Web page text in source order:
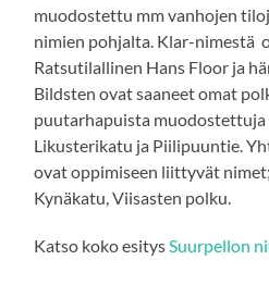
muodostettu mm vanhojen
nimien pohjalta. Klar-nimestä
Ratsutilallinen Hans Floor ja
Bildsten ovat saaneet omat
puutarhapuista muodostettuja
Likusterikatu ja Piilipuuntie.
ovat oppimiseen liittyvät
Kynäkatu, Viisasten polku.
Katso koko esitys Suurpellon